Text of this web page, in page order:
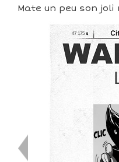
Mate un peu son joli
47 175